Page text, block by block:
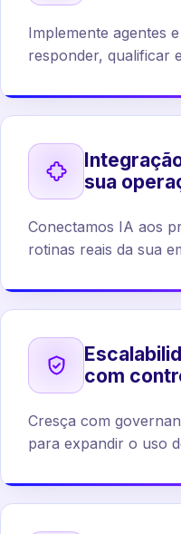
Implemente agentes
responder, qualificar
sua
Conectamos IA aos
rotinas reais da sua
com
Cresça com
para expandir o uso